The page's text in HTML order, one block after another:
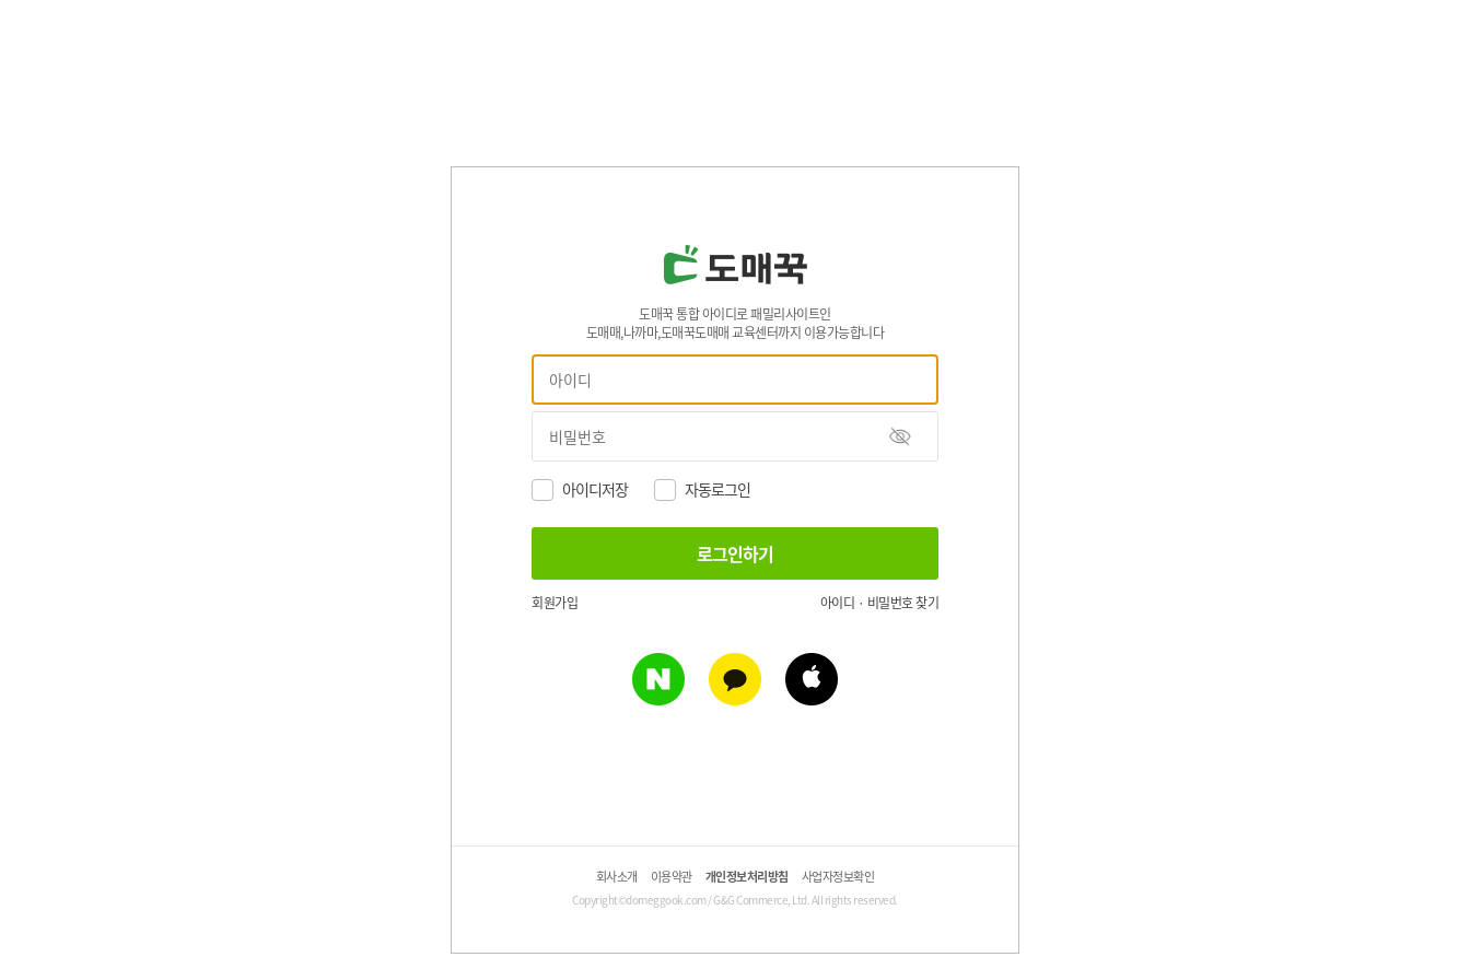
도매꾹 통합 아이디로 패밀리사이트인
도매매,나까마,도매꾹도매매 교육센터까지 이용가능합니다
아이디저장 자동로그인
회원가입 아이디 · 비밀번호 찾기
회사소개 이용약관 개인정보처리방침 사업자정보확인
Copyright©domeggook.com / G&G Commerce, Ltd. All rights reserved.